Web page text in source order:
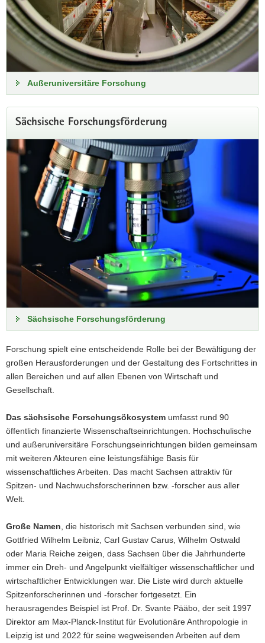
Raumfahrt die Center for the Transformation of Chemistry
(CTC) gGmbH und zusammen mit dem Freistaat Sachsen
die Deutsche Zentrum für Astrophysik (DZA) gGmbH. Damit
werden die beiden neuen Forschungszentren rechtlich
selbstständig.
Zur Pressemitteilung des BMFTR
Sechs Länder – eine Fusionsallianz
Sechs Bundesländer bündeln ihre Forschungs- und
Entwicklungskompetenzen im Bereich der Kernfusion. Das
ehrgeizige Ziel: Der Bau eines kommerziell genutzten
Fusionsreaktors, der die Kernfusion als saubere und schier
unerschöpfliche Energiequelle nutzbar macht.
Zur Pressemitteilung
Außeruniversitäre Forschung
Sächsische Forschungsförderung
Sächsische Forschungsförderung
Forschung spielt eine entscheidende Rolle bei der Bewältigung der
großen Herausforderungen und der Gestaltung des Fortschrittes in
allen Bereichen und auf allen Ebenen von Wirtschaft und
Gesellschaft.
Das sächsische Forschungsökosystem umfasst rund 90
öffentlich finanzierte Wissenschaftseinrichtungen. Hochschulische
und außeruniversitäre Forschungseinrichtungen bilden gemeinsam
mit weiteren Akteuren eine leistungsfähige Basis für
wissenschaftliches Arbeiten. Das macht Sachsen attraktiv für
Spitzen- und Nachwuchsforscherinnen bzw. -forscher aus aller
Welt.
Große Namen , die historisch mit Sachsen verbunden sind, wie
Gottfried Wilhelm Leibniz, Carl Gustav Carus, Wilhelm Ostwald
oder Maria Reiche zeigen, dass Sachsen über die Jahrhunderte
immer ein Dreh- und Angelpunkt vielfältiger wissenschaftlicher und
wirtschaftlicher Entwicklungen war. Die Liste wird durch aktuelle
Spitzenforscherinnen und -forscher fortgesetzt. Ein
herausragendes Beispiel ist Prof. Dr. Svante Pääbo, der seit 1997
Direktor am Max-Planck-Institut für Evolutionäre Anthropologie in
Leipzig ist und 2022 für seine wegweisenden Arbeiten auf dem